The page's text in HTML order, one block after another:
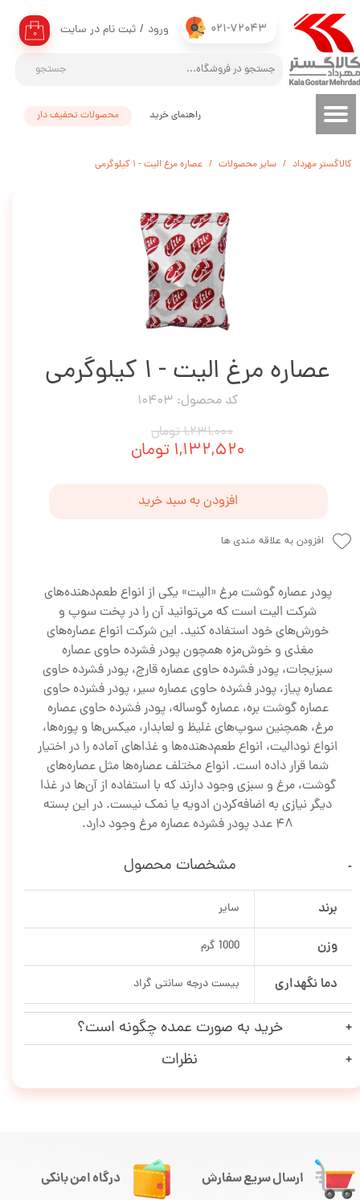
021-72043
جستجو
۰ ورود / ثبت نام در سایت
حساب کاربری من
تغییر گذر واژه
سفارشات
محصولات تحفیف دار راهنمای خرید
کالاگستر مهرداد سایر محصولات عصاره مرغ الیت - 1 کیلوگرمی
عصاره مرغ الیت - 1 کیلوگرمی
کد محصول: 10403
۱,۲۳۱,۰۰۰ تومان
۱,۱۳۲,۵۲۰ تومان
افزودن به سبد خرید
افزودن به علاقه مندی ها
پودر عصاره گوشت مرغ «الیت» یکی از انواع طعم‌دهنده‌های
شرکت الیت است که می‌توانید آن را در پخت سوپ و
خورش‌های خود استفاده کنید. این شرکت انواع عصاره‌های
مغذی و خوش‌مزه همچون پودر فشرده حاوی عصاره
سبزیجات، پودر فشرده حاوی عصاره قارچ، پودر فشرده حاوی
عصاره پیاز، پودر فشرده حاوی عصاره سیر، پودر فشرده حاوی
عصاره گوشت بره، عصاره گوساله، پودر فشرده حاوی عصاره
مرغ، همچنین سوپ‌های غلیظ و لعابدار، میکس‌ها و پوره‌ها،
انواع نودالیت، انواع طعم‌دهنده‌ها و غذاهای آماده را در اختیار
شما قرار داده است. انواع مختلف عصاره‌ها مثل عصاره‌های
گوشت، مرغ و سبزی وجود دارند که با استفاده از آن‌ها در غذا
دیگر نیازی به اضافه‌کردن ادویه یا نمک نیست. در این بسته
48 عدد پودر فشرده عصاره مرغ وجود دارد.
مشخصات محصول
برند سایر
وزن 1000 گرم
دما نگهداری بیست درجه سانتی گراد
خرید به صورت عمده چگونه است؟
نظرات
ارسال سریع سفارش درگاه امن بانکی